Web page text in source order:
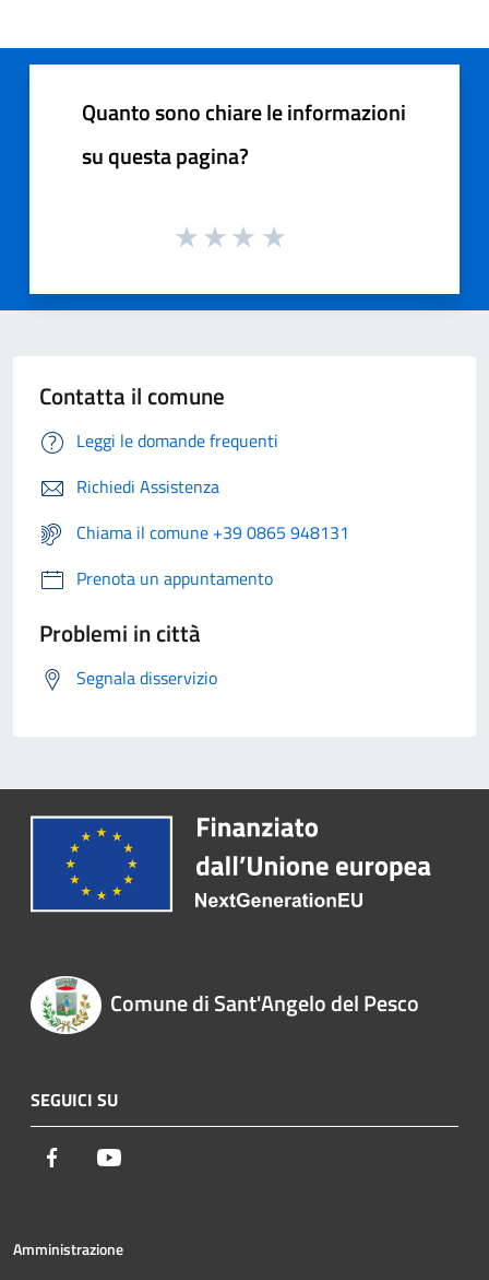
Quanto sono chiare le informazioni
su questa pagina?
Contatta il comune
Leggi le domande frequenti
Richiedi Assistenza
Chiama il comune +39 0865 948131
Prenota un appuntamento
Problemi in città
Segnala disservizio
Comune di Sant'Angelo del Pesco
SEGUICI SU
Facebook
Amministrazione